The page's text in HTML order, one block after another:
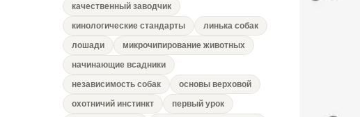
качественный заводчик
кинологические стандарты
линька собак
лошади
микрочипирование животных
начинающие всадники
независимость собак
основы верховой
охотничий инстинкт
первый урок